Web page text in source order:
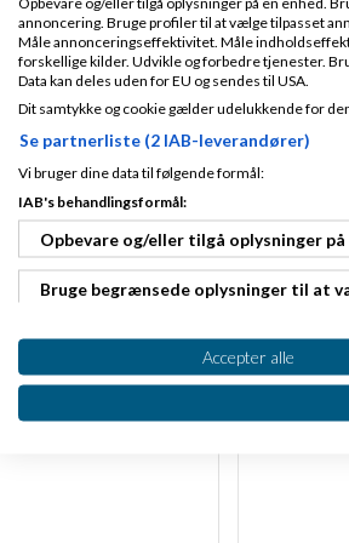
Indlæg ialt:
Fra
Tilmeldt 24.
12320
annoncering. Bruge profiler til at vælge tilpasset
Måle annonceringseffektivitet. Måle
forskellige kilder. Udvikle og forbedre tjenester.
Data kan deles uden for EU og sendes til USA.
Dit samtykke og cookie gælder udelukkende for
Se partnerliste (2 IAB-leverandører)
Vi bruger dine data til følgende formål:
IAB's behandlingsformål:
Opbevare og/eller tilgå oplysninger på
Bruge begrænsede oplysninger til at
Oprette profiler til tilpasset
Bruge profiler til at vælge tilpasset
Accepter alle